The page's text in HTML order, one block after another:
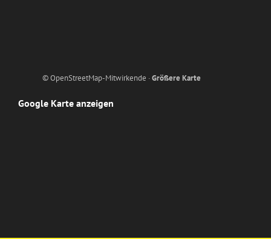
© OpenStreetMap-Mitwirkende ·Größere Karte
Google Karte anzeigen